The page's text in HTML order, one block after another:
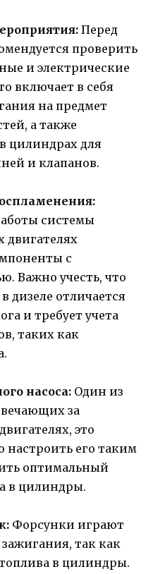
Перед
проверить
и электрические
включает в себя
на предмет
а также
цилиндрах для
и клапанов.
системы
двигателях
с
Важно учесть, что
дизеле отличается
и требует учета
таких как
насоса: Один из
за
это
его таким
оптимальный
в цилиндры.
Форсунки играют
так как
в цилиндры.